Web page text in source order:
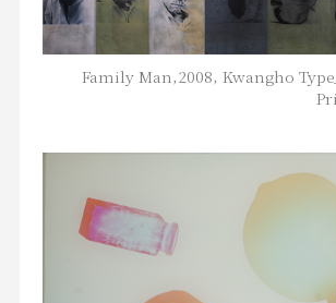
Family Man,2008, Kwangho